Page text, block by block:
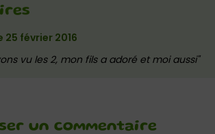
25 février 2016
vu les 2, mon fils a adoré et moi aussi
un commentaire